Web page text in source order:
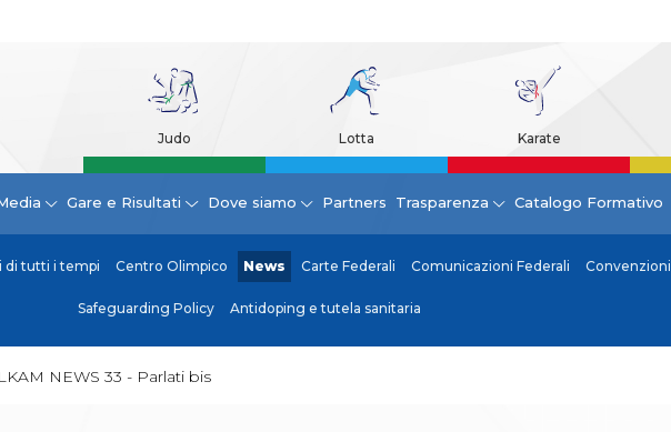
Judo Lotta Karate
Gare e Risultati Dove siamo Partners Trasparenza Catalogo Formativo
di tutti i tempi Centro Olimpico News Carte Federali Comunicazioni Federali Convenzioni
Safeguarding Policy Antidoping e tutela sanitaria
NEWS 33 - Parlati bis